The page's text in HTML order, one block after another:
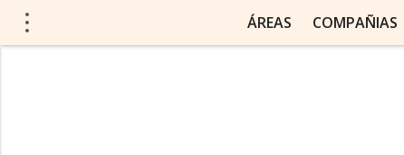
ÁREAS COMPAÑIAS